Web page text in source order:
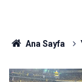
Ana Sayfa